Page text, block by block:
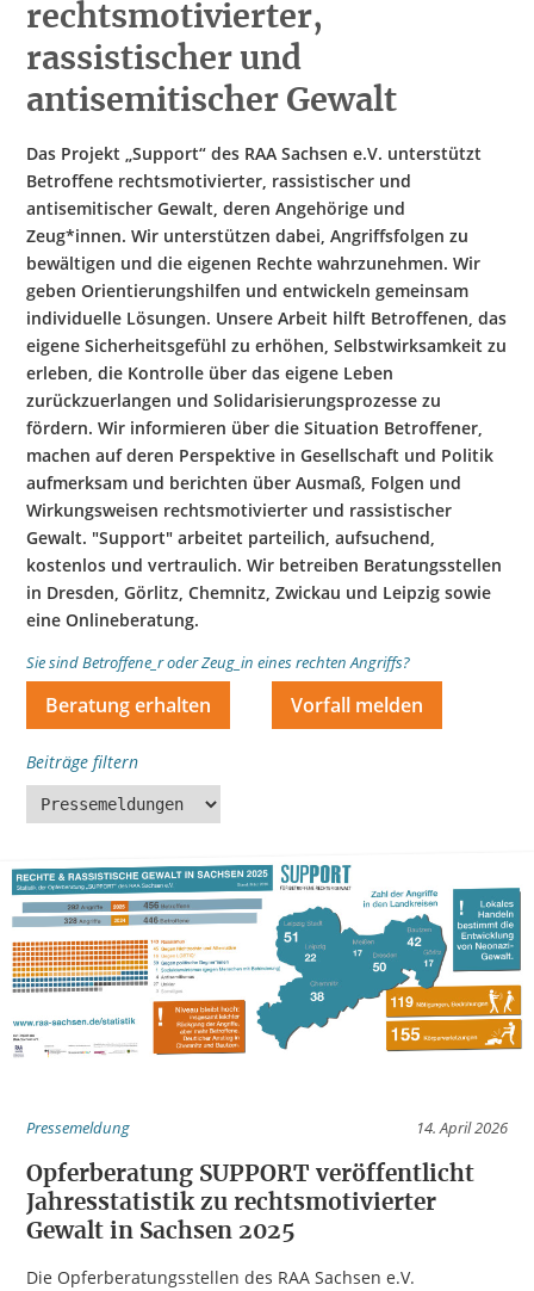
rechtsmotivierter,
rassistischer und
antisemitischer Gewalt
Das Projekt „Support“ des RAA Sachsen e.V. unterstützt
Betroffene rechtsmotivierter, rassistischer und
antisemitischer Gewalt, deren Angehörige und
Zeug*innen. Wir unterstützen dabei, Angriffsfolgen zu
bewältigen und die eigenen Rechte wahrzunehmen. Wir
geben Orientierungshilfen und entwickeln gemeinsam
individuelle Lösungen. Unsere Arbeit hilft Betroffenen, das
eigene Sicherheitsgefühl zu erhöhen, Selbstwirksamkeit zu
erleben, die Kontrolle über das eigene Leben
zurückzuerlangen und Solidarisierungsprozesse zu
fördern. Wir informieren über die Situation Betroffener,
machen auf deren Perspektive in Gesellschaft und Politik
aufmerksam und berichten über Ausmaß, Folgen und
Wirkungsweisen rechtsmotivierter und rassistischer
Gewalt. "Support" arbeitet parteilich, aufsuchend,
kostenlos und vertraulich. Wir betreiben Beratungsstellen
in Dresden, Görlitz, Chemnitz, Zwickau und Leipzig sowie
eine Onlineberatung.
Sie sind Betroffene_r oder Zeug_in eines rechten Angriffs?
Beratung erhalten Vorfall melden
Beiträge filtern
Pressemeldung 14. April 2026
Opferberatung SUPPORT veröffentlicht
Jahresstatistik zu rechtsmotivierter
Gewalt in Sachsen 2025
Die Opferberatungsstellen des RAA Sachsen e.V.